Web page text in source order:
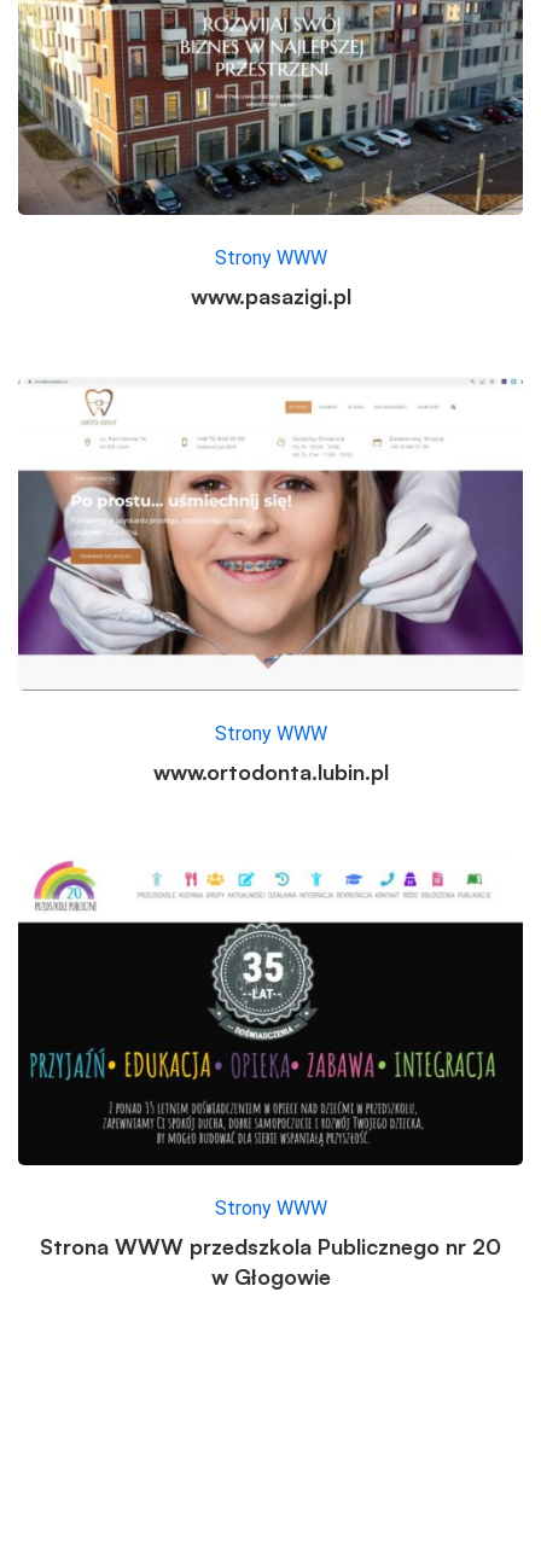
Strony WWW
www.pasazigi.pl
Strony WWW
www.ortodonta.lubin.pl
Strony WWW
Strona WWW przedszkola Publicznego nr 20
w Głogowie